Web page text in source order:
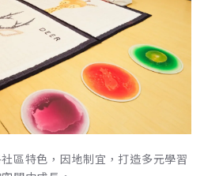
區特色，因地制宜，打造多元學習